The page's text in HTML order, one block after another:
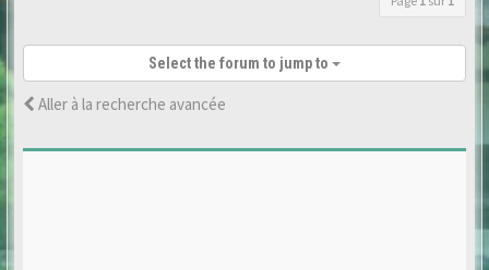
Select the forum to jump to
Aller à la recherche avancée